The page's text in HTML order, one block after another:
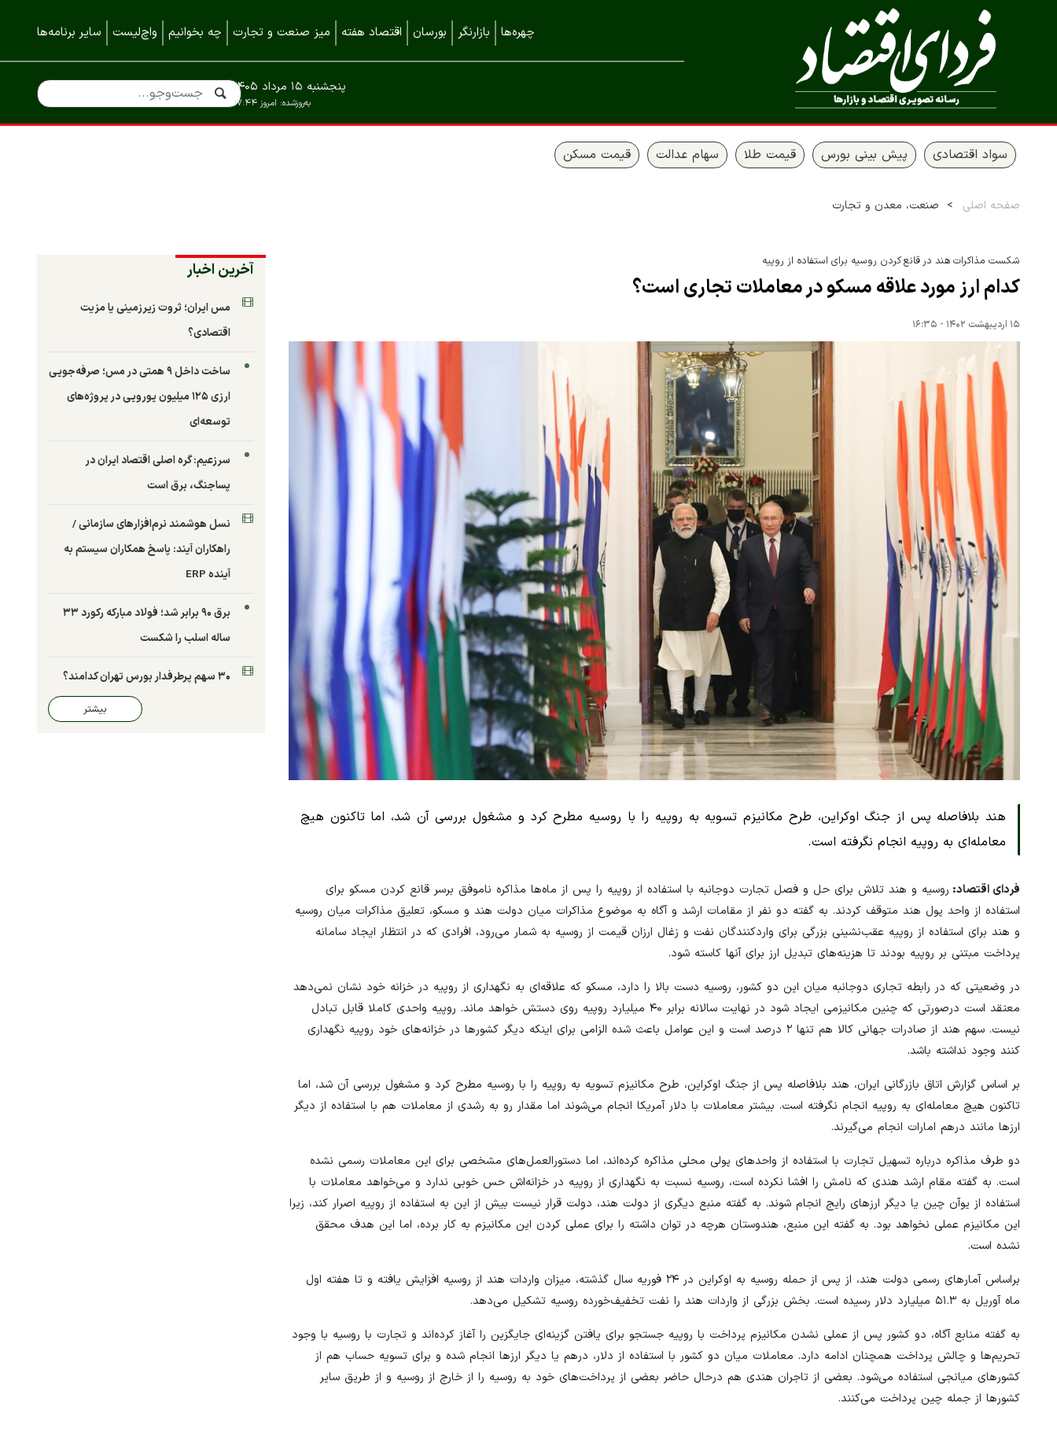
چهره‌ها بازارنگر بورسان اقتصاد هفته میز صنعت و تجارت چه بخوانیم واچ‌لیست سایر برنامه‌ها
به‌روزشده: امروز ۱۷:۴۴
پنجشنبه ۱۵ مرداد ۱۴۰۵
سواد اقتصادی پیش بینی بورس قیمت طلا سهام عدالت قیمت مسکن
صفحه اصلی صنعت، معدن و تجارت
شکست مذاکرات هند در قانع کردن روسیه برای استفاده از روپیه
کدام ارز مورد علاقه مسکو در معاملات تجاری است؟
۱۵ اردیبهشت ۱۴۰۲ - ۱۶:۳۵
هند بلافاصله پس از جنگ اوکراین، طرح مکانیزم تسویه به روپیه را با روسیه مطرح کرد و مشغول بررسی آن شد، اما تاکنون هیچ
معامله‌ای به روپیه انجام نگرفته است.
فردای اقتصاد: روسیه و هند تلاش برای حل و فصل تجارت دوجانبه با استفاده از روپیه را پس از ماه‌ها مذاکره ناموفق برسر قانع کردن مسکو برای
استفاده از واحد پول هند متوقف کردند. به گفته دو نفر از مقامات ارشد و آگاه به موضوع مذاکرات میان دولت هند و مسکو، تعلیق مذاکرات میان روسیه
و هند برای استفاده از روپیه عقب‌نشینی بزرگی برای واردکنندگان نفت و زغال ارزان قیمت از روسیه به شمار می‌رود، افرادی که در انتظار ایجاد سامانه
پرداخت مبتنی بر روپیه بودند تا هزینه‌های تبدیل ارز برای آنها کاسته شود.
در وضعیتی که در رابطه تجاری دوجانبه میان این دو کشور، روسیه دست بالا را دارد، مسکو که علاقه‌ای به نگهداری از روپیه در خزانه خود نشان نمی‌دهد
معتقد است درصورتی که چنین مکانیزمی ایجاد شود در نهایت سالانه برابر ۴۰ میلیارد روپیه روی دستش خواهد ماند. روپیه واحدی کاملا قابل تبادل
نیست. سهم هند از صادرات جهانی کالا هم تنها ۲ درصد است و این عوامل باعث شده الزامی برای اینکه دیگر کشورها در خزانه‌های خود روپیه نگهداری
کنند وجود نداشته باشد.
بر اساس گزارش اتاق بازرگانی ایران، هند بلافاصله پس از جنگ اوکراین، طرح مکانیزم تسویه به روپیه را با روسیه مطرح کرد و مشغول بررسی آن شد، اما
تاکنون هیچ معامله‌ای به روپیه انجام نگرفته است. بیشتر معاملات با دلار آمریکا انجام می‌شوند اما مقدار رو به رشدی از معاملات هم با استفاده از دیگر
ارزها مانند درهم امارات انجام می‌گیرند.
دو طرف مذاکره درباره تسهیل تجارت با استفاده از واحدهای پولی محلی مذاکره کرده‌اند، اما دستورالعمل‌های مشخصی برای این معاملات رسمی نشده
است. به گفته مقام ارشد هندی که نامش را افشا نکرده است، روسیه نسبت به نگهداری از روپیه در خزانه‌اش حس خوبی ندارد و می‌خواهد معاملات با
استفاده از یوآن چین یا دیگر ارزهای رایج انجام شوند. به گفته منبع دیگری از دولت هند، دولت قرار نیست بیش از این به استفاده از روپیه اصرار کند، زیرا
این مکانیزم عملی نخواهد بود. به گفته این منبع، هندوستان هرچه در توان داشته را برای عملی کردن این مکانیزم به کار برده، اما این هدف محقق
نشده است.
براساس آمارهای رسمی دولت هند، از پس از حمله روسیه به اوکراین در ۲۴ فوریه سال گذشته، میزان واردات هند از روسیه افزایش یافته و تا هفته اول
ماه آوریل به ۵۱.۳ میلیارد دلار رسیده است. بخش بزرگی از واردات هند را نفت تخفیف‌خورده روسیه تشکیل می‌دهد.
به گفته منابع آگاه، دو کشور پس از عملی نشدن مکانیزم پرداخت با روپیه جستجو برای یافتن گزینه‌ای جایگزین را آغاز کرده‌اند و تجارت با روسیه با وجود
تحریم‌ها و چالش پرداخت همچنان ادامه دارد. معاملات میان دو کشور با استفاده از دلار، درهم یا دیگر ارزها انجام شده و برای تسویه حساب هم از
کشورهای میانجی استفاده می‌شود. بعضی از تاجران هندی هم درحال حاضر بعضی از پرداخت‌های خود به روسیه را از خارج از روسیه و از طریق سایر
کشورها از جمله چین پرداخت می‌کنند.
آخرین اخبار
مس ایران؛ ثروت زیرزمینی یا مزیت
اقتصادی؟
ساخت داخل ۹ همتی در مس؛ صرفه‌جویی
ارزی ۱۲۵ میلیون یورویی در پروژه‌های
توسعه‌ای
سرزعیم: گره اصلی اقتصاد ایران در
پساجنگ، برق است
نسل هوشمند نرم‌افزارهای سازمانی /
راهکاران آیند: پاسخ همکاران سیستم به
آینده ERP
برق ۹۰ برابر شد؛ فولاد مبارکه رکورد ۳۳
ساله اسلب را شکست
۳۰ سهم پرطرفدار بورس تهران کدامند؟
بیشتر